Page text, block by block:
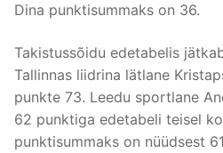
Dina punktisummaks on 36.
Takistussõidu edetabelis
Tallinnas liidrina lätlane
punkte 73. Leedu sportlane
62 punktiga edetabeli teisel
punktisummaks on nüüdsest